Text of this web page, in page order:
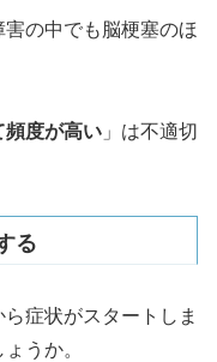
の中でも脳梗塞のほ
頻度が高い 」は不適切
る
症状がスタートしま
うか。